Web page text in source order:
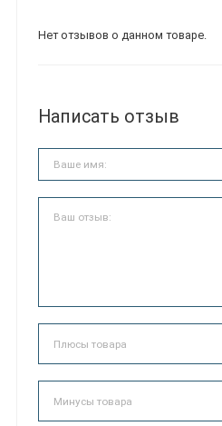
Нет отзывов о данном товаре.
Написать отзыв